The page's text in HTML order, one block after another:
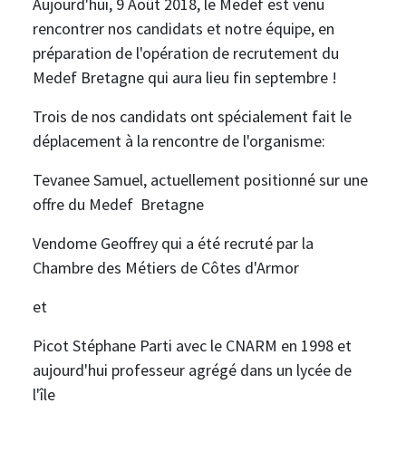
rencontrer nos candidats et notre équipe, en
préparation de l'opération de recrutement du
Medef Bretagne qui aura lieu fin septembre !
Trois de nos candidats ont spécialement fait le
déplacement à la rencontre de l'organisme:
Tevanee Samuel, actuellement positionné sur une
offre du Medef Bretagne
Vendome Geoffrey qui a été recruté par la
Chambre des Métiers de Côtes d'Armor
et
Picot Stéphane Parti avec le CNARM en 1998 et
aujourd'hui professeur agrégé dans un lycée de
l'île